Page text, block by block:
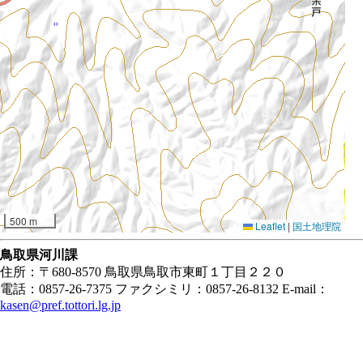
500 m Leaflet|国土地理院
鳥取県河川課
住所：〒680-8570 鳥取県鳥取市東町１丁目２２０
電話：0857-26-7375 ファクシミリ：0857-26-8132 E-mail：
kasen@pref.tottori.lg.jp